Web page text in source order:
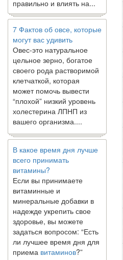
7 Фактов об овсе, которые
могут вас удивить
Овес-это натуральное
цельное зерно, богатое
своего рода растворимой
клетчаткой, которая
может помочь вывести
“плохой” низкий уровень
холестерина ЛПНП из
вашего организма....
В какое время дня лучше
всего принимать
витамины?
Если вы принимаете
витаминные и
минеральные добавки в
надежде укрепить свое
здоровье, вы можете
задаться вопросом: “Есть
ли лучшее время дня для
приемавитаминов?”